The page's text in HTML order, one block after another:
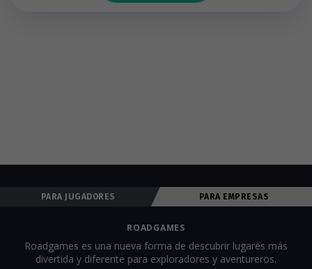
PARA JUGADORES PARA EMPRESAS
ROADGAMES
Roadgames es una nueva forma de descubrir lugares más
divertida y diferente para exploradores y aventureros.